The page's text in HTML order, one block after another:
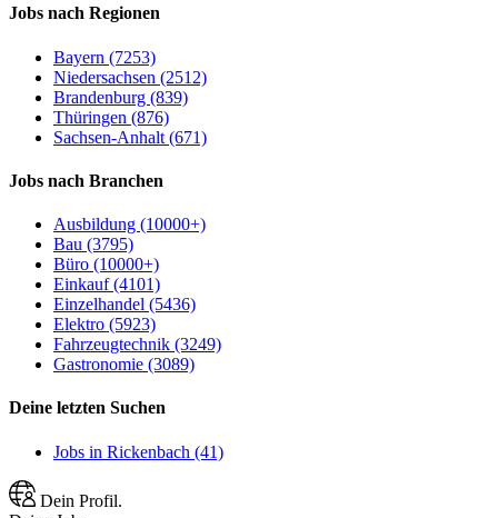
Jobs nach Regionen
Bayern (7253)
Niedersachsen (2512)
Brandenburg (839)
Thüringen (876)
Sachsen-Anhalt (671)
Jobs nach Branchen
Ausbildung (10000+)
Bau (3795)
Büro (10000+)
Einkauf (4101)
Einzelhandel (5436)
Elektro (5923)
Fahrzeugtechnik (3249)
Gastronomie (3089)
Deine letzten Suchen
Jobs in Rickenbach (41)
Dein Profil.